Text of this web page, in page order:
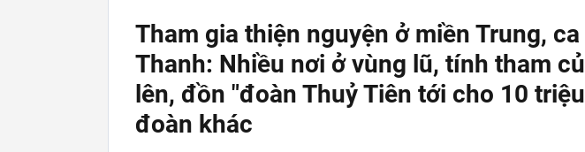
Tham gia thiện nguyện ở miền Trung,
Thanh: Nhiều nơi ở vùng lũ, tính tham
lên, đồn "đoàn Thuỷ Tiên tới cho 10
đoàn khác